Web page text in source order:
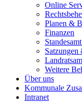
Online
Planen &
Finanzen
Satzungen
Weitere
Über uns
Kommunale
Intranet